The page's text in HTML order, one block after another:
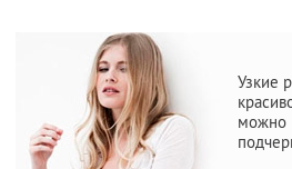
Узкие
можно